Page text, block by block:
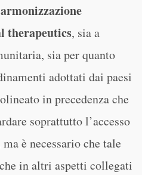
therapeutics, sia a
sia per quanto
adottati dai paesi
in precedenza che
soprattutto l’accesso
è necessario che tale
in altri aspetti collegati